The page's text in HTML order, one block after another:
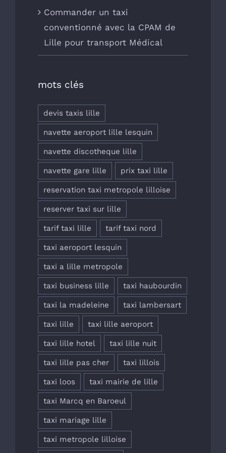
Commander un taxi
conventionné avec la CPAM de
Lille pour transport Médical
mots clés
devis taxis lille
navette aeroport lille lesquin
navette discotheque lille
navette gare lille prix taxi lille
reservation taxi metropole lilloise
reserver taxi sur lille
tarif taxi lille tarif taxi nord
taxi aeroport lesquin
taxi a lille metropole
taxi business lille taxi haubourdin
taxi la madeleine taxi lambersart
taxi lille taxi lille aeroport
taxi lille hotel taxi lille nuit
taxi lille pas cher taxi lillois
taxi loos taxi mairie de lille
taxi Marcq en Baroeul
taxi mariage lille
taxi metropole lilloise